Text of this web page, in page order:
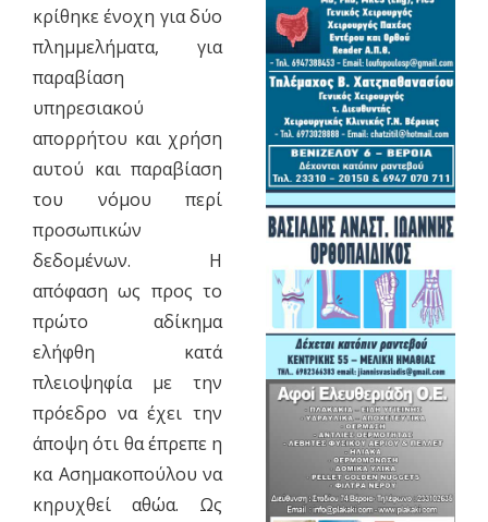
κρίθηκε ένοχη για δύο
πλημμελήματα, για
παραβίαση
υπηρεσιακού
απορρήτου και χρήση
αυτού και παραβίαση
του νόμου περί
προσωπικών
δεδομένων. Η
απόφαση ως προς το
πρώτο αδίκημα
ελήφθη κατά
πλειοψηφία με την
πρόεδρο να έχει την
άποψη ότι θα έπρεπε η
κα Ασημακοπούλου να
κηρυχθεί αθώα. Ως